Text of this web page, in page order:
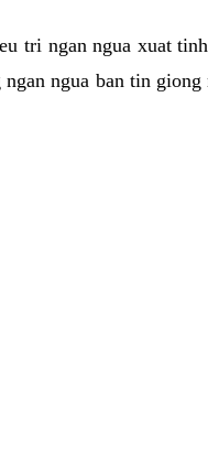
tri ngan ngua xuat
ngua ban tin giong